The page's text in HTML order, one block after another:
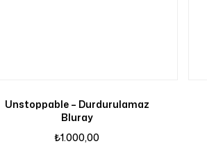
Unstoppable – Durdurulamaz
Bluray
₺1.000,00